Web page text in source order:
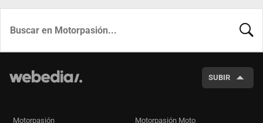
SUBIR
Motorpasión Motorpasión Moto